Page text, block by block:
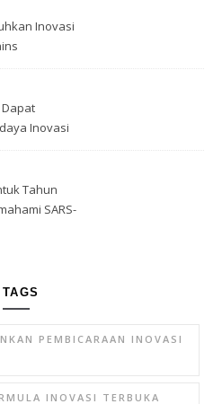
Inovasi
Inovasi
Tahun
SARS-
TAGS
PEMBICARAAN INOVASI
INOVASI TERBUKA